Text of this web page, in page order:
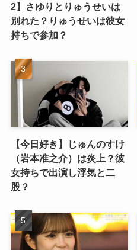
2】さゆりとりゅうせいは
別れた？りゅうせいは彼女
持ちで参加？
【今日好き】じゅんのすけ
（岩本准之介）は炎上？彼
女持ちで出演し浮気と二
股？